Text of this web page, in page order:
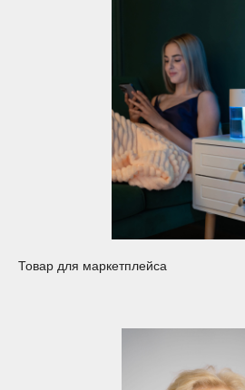
Товар для маркетплейса